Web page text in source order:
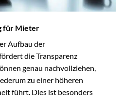
für Mieter
Aufbau der
die Transparenz
genau nachvollziehen,
zu einer höheren
führt. Dies ist besonders